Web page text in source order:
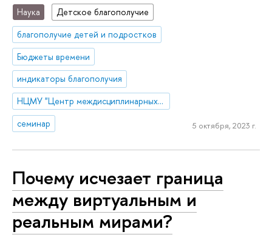
Наука
Детское благополучие
благополучие детей и подростков
Бюджеты времени
индикаторы благополучия
НЦМУ "Центр междисциплинарных исследований человеческого потенциала"
семинар
5 октября, 2023 г.
Почему исчезает граница
между виртуальным и
реальным мирами?